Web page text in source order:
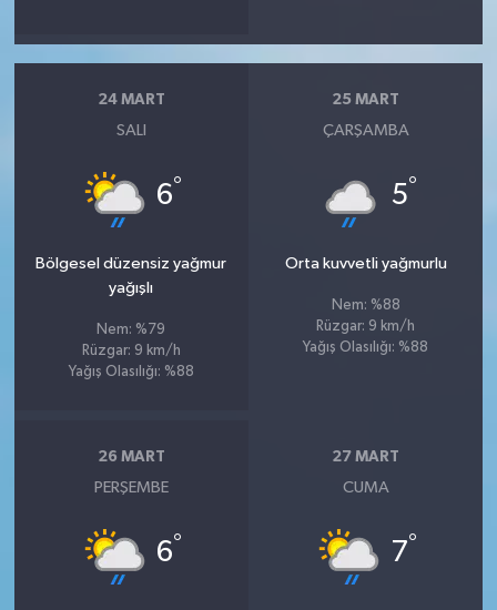
24 MART
SALI
6°
Bölgesel düzensiz yağmur
yağışlı
Nem: %79
Rüzgar: 9 km/h
Yağış Olasılığı: %88
25 MART
ÇARŞAMBA
5°
Orta kuvvetli yağmurlu
Nem: %88
Rüzgar: 9 km/h
Yağış Olasılığı: %88
26 MART
PERŞEMBE
6°
27 MART
CUMA
7°